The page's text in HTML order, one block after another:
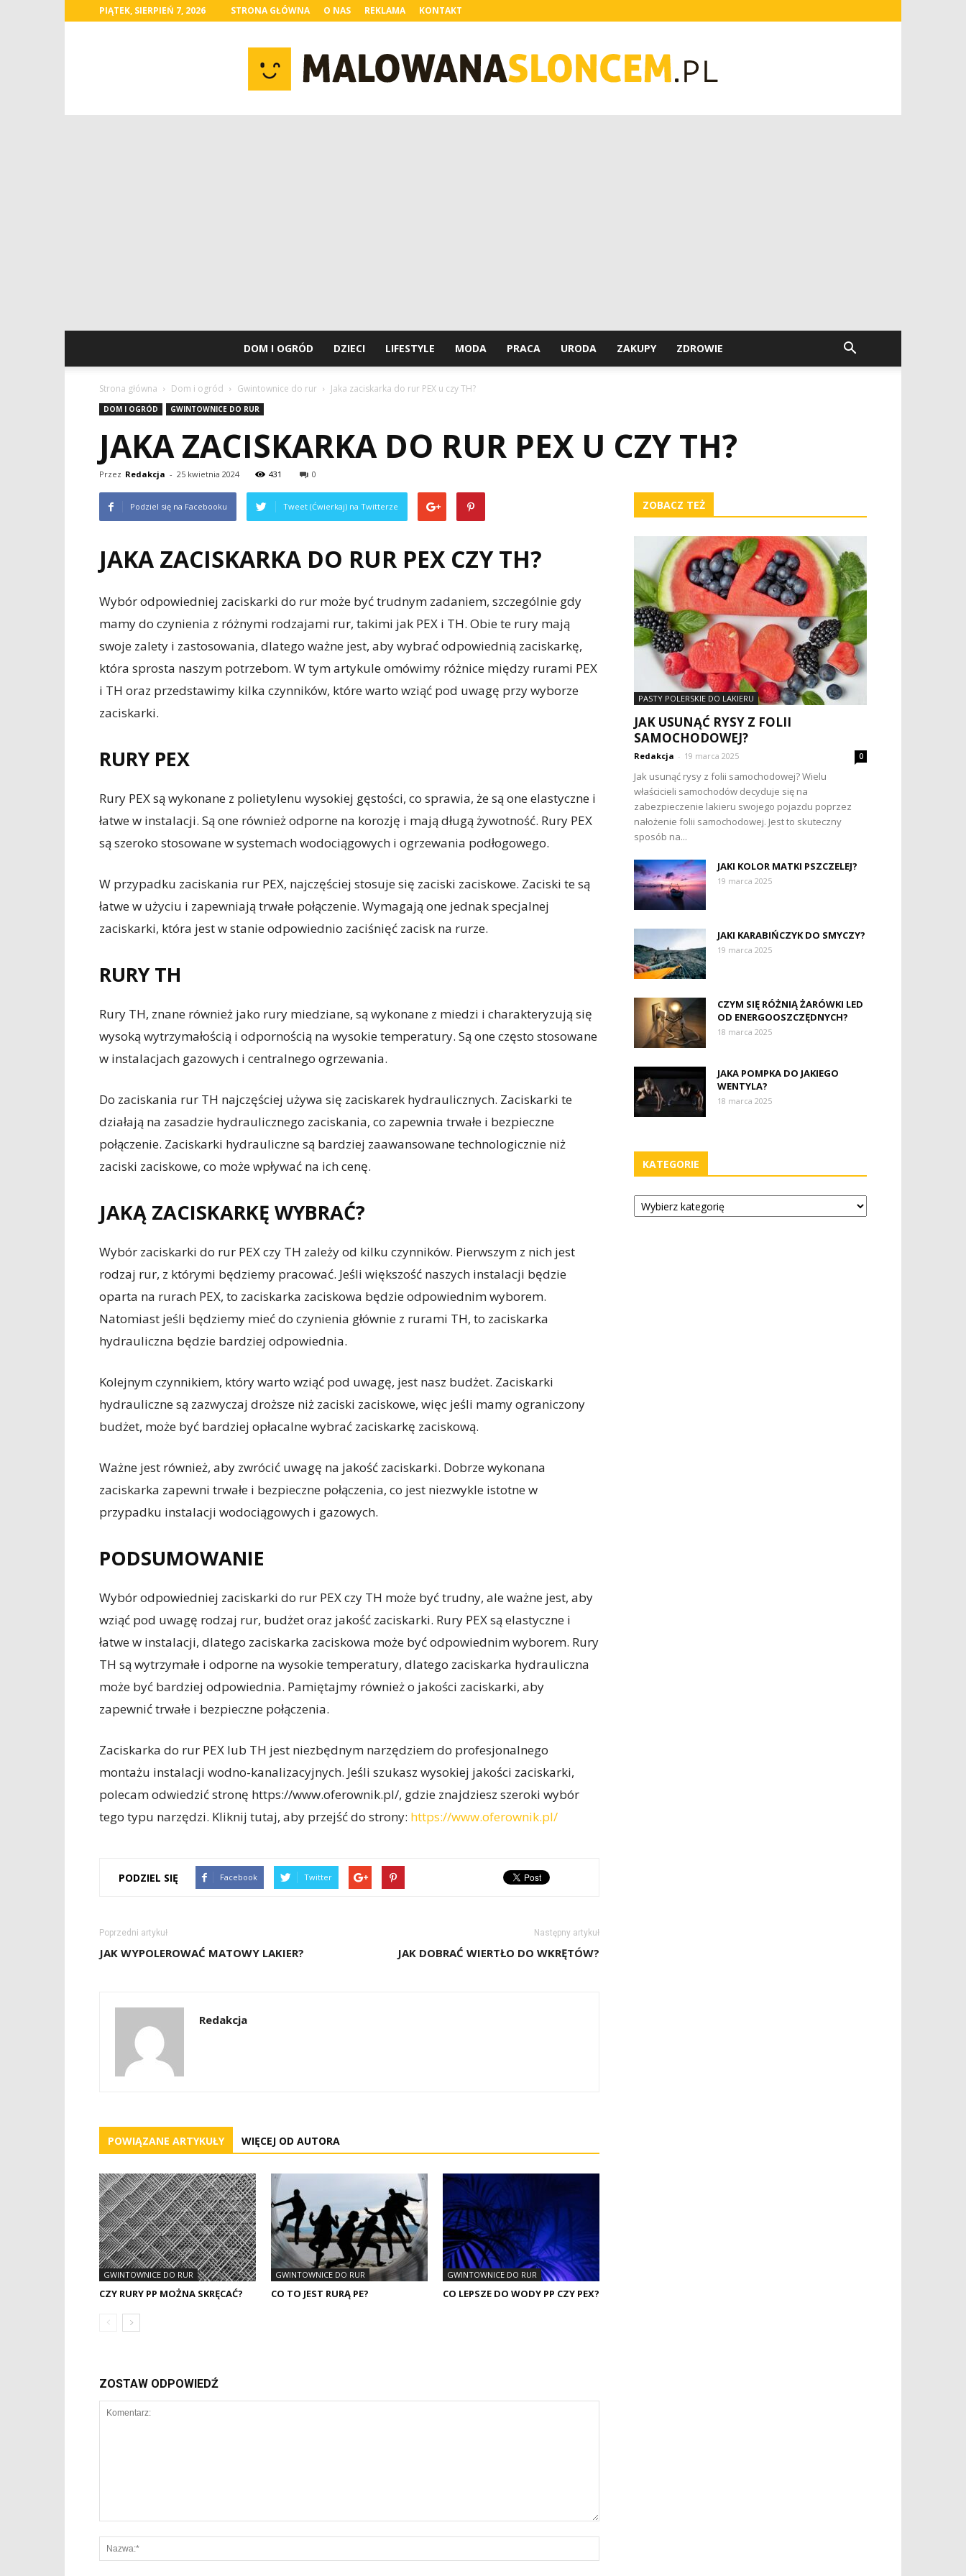
PIĄTEK, SIERPIEŃ 7, 2026 STRONA GŁÓWNA O NAS REKLAMA KONTAKT
DOM I OGRÓD DZIECI LIFESTYLE MODA PRACA URODA ZAKUPY ZDROWIE
Strona główna Dom i ogród Gwintownice do rur Jaka zaciskarka do rur PEX u czy TH?
DOM I OGRÓD GWINTOWNICE DO RUR
JAKA ZACISKARKA DO RUR PEX U CZY TH?
Przez Redakcja - 25 kwietnia 2024 431 0
Podziel się na Facebooku Tweet (Ćwierkaj) na Twitterze
JAKA ZACISKARKA DO RUR PEX CZY TH?
Wybór odpowiedniej zaciskarki do rur może być trudnym zadaniem, szczególnie gdy
mamy do czynienia z różnymi rodzajami rur, takimi jak PEX i TH. Obie te rury mają
swoje zalety i zastosowania, dlatego ważne jest, aby wybrać odpowiednią zaciskarkę,
która sprosta naszym potrzebom. W tym artykule omówimy różnice między rurami PEX
i TH oraz przedstawimy kilka czynników, które warto wziąć pod uwagę przy wyborze
zaciskarki.
RURY PEX
Rury PEX są wykonane z polietylenu wysokiej gęstości, co sprawia, że są one elastyczne i
łatwe w instalacji. Są one również odporne na korozję i mają długą żywotność. Rury PEX
są szeroko stosowane w systemach wodociągowych i ogrzewania podłogowego.
W przypadku zaciskania rur PEX, najczęściej stosuje się zaciski zaciskowe. Zaciski te są
łatwe w użyciu i zapewniają trwałe połączenie. Wymagają one jednak specjalnej
zaciskarki, która jest w stanie odpowiednio zaciśnięć zacisk na rurze.
RURY TH
Rury TH, znane również jako rury miedziane, są wykonane z miedzi i charakteryzują się
wysoką wytrzymałością i odpornością na wysokie temperatury. Są one często stosowane
w instalacjach gazowych i centralnego ogrzewania.
Do zaciskania rur TH najczęściej używa się zaciskarek hydraulicznych. Zaciskarki te
działają na zasadzie hydraulicznego zaciskania, co zapewnia trwałe i bezpieczne
połączenie. Zaciskarki hydrauliczne są bardziej zaawansowane technologicznie niż
zaciski zaciskowe, co może wpływać na ich cenę.
JAKĄ ZACISKARKĘ WYBRAĆ?
Wybór zaciskarki do rur PEX czy TH zależy od kilku czynników. Pierwszym z nich jest
rodzaj rur, z którymi będziemy pracować. Jeśli większość naszych instalacji będzie
oparta na rurach PEX, to zaciskarka zaciskowa będzie odpowiednim wyborem.
Natomiast jeśli będziemy mieć do czynienia głównie z rurami TH, to zaciskarka
hydrauliczna będzie bardziej odpowiednia.
Kolejnym czynnikiem, który warto wziąć pod uwagę, jest nasz budżet. Zaciskarki
hydrauliczne są zazwyczaj droższe niż zaciski zaciskowe, więc jeśli mamy ograniczony
budżet, może być bardziej opłacalne wybrać zaciskarkę zaciskową.
Ważne jest również, aby zwrócić uwagę na jakość zaciskarki. Dobrze wykonana
zaciskarka zapewni trwałe i bezpieczne połączenia, co jest niezwykle istotne w
przypadku instalacji wodociągowych i gazowych.
PODSUMOWANIE
Wybór odpowiedniej zaciskarki do rur PEX czy TH może być trudny, ale ważne jest, aby
wziąć pod uwagę rodzaj rur, budżet oraz jakość zaciskarki. Rury PEX są elastyczne i
łatwe w instalacji, dlatego zaciskarka zaciskowa może być odpowiednim wyborem. Rury
TH są wytrzymałe i odporne na wysokie temperatury, dlatego zaciskarka hydrauliczna
może być bardziej odpowiednia. Pamiętajmy również o jakości zaciskarki, aby
zapewnić trwałe i bezpieczne połączenia.
Zaciskarka do rur PEX lub TH jest niezbędnym narzędziem do profesjonalnego
montażu instalacji wodno-kanalizacyjnych. Jeśli szukasz wysokiej jakości zaciskarki,
polecam odwiedzić stronę https://www.oferownik.pl/, gdzie znajdziesz szeroki wybór
tego typu narzędzi. Kliknij tutaj, aby przejść do strony: https://www.oferownik.pl/
PODZIEL SIĘ Facebook Twitter
Poprzedni artykuł
JAK WYPOLEROWAĆ MATOWY LAKIER?
Następny artykuł
JAK DOBRAĆ WIERTŁO DO WKRĘTÓW?
Redakcja
POWIĄZANE ARTYKUŁY WIĘCEJ OD AUTORA
GWINTOWNICE DO RUR
CZY RURY PP MOŻNA SKRĘCAĆ?
GWINTOWNICE DO RUR
CO TO JEST RURĄ PE?
GWINTOWNICE DO RUR
CO LEPSZE DO WODY PP CZY PEX?
ZOSTAW ODPOWIEDŹ
ZOBACZ TEŻ
PASTY POLERSKIE DO LAKIERU
JAK USUNĄĆ RYSY Z FOLII
SAMOCHODOWEJ?
Redakcja - 19 marca 2025 0
Jak usunąć rysy z folii samochodowej? Wielu
właścicieli samochodów decyduje się na
zabezpieczenie lakieru swojego pojazdu poprzez
nałożenie folii samochodowej. Jest to skuteczny
sposób na...
JAKI KOLOR MATKI PSZCZELEJ?
19 marca 2025
JAKI KARABIŃCZYK DO SMYCZY?
19 marca 2025
CZYM SIĘ RÓŻNIĄ ŻARÓWKI LED
OD ENERGOOSZCZĘDNYCH?
18 marca 2025
JAKA POMPKA DO JAKIEGO
WENTYLA?
18 marca 2025
KATEGORIE
Kategorie